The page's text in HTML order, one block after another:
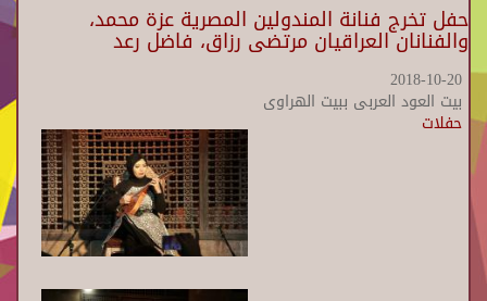
حفل تخرج فنانة المندولين المصرية عزة محمد،
والفنانان العراقيان مرتضى رزاق، فاضل رعد
2018-10-20
بيت العود العربى ببيت الهراوى
حفلات